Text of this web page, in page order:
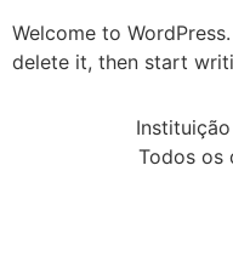
Welcome to
delete it, then start
Todos os